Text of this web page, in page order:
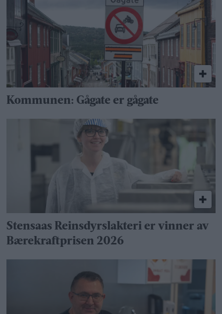
Kommunen: Gågate er gågate
Stensaas Reinsdyrslakteri er vinner av
Bærekraftprisen 2026